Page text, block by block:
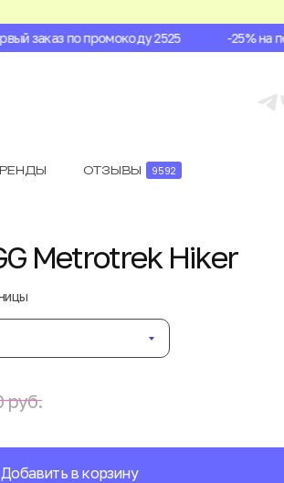
заказ по промокоду 2525 -25% на
ОТЗЫВЫ 9592
Metrotrek Hiker
руб.
Добавить в корзину